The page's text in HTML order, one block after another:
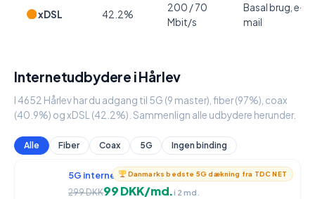
xDSL 42.2%
200 / 70
Mbit/s
Basal brug, e-
mail
Internetudbydere i Hårlev
I 4652 Hårlev har du adgang til 5G (9 master), fiber (97%), coax
(40.9%) og xDSL (42.2%). Sammenlign alle udbydere herunder.
Alle Fiber Coax 5G Ingen binding
Danmarks bedste 5G dækning fra TDC NET
5G internet950 / 90 Mbit/s
299 DKK99 DKK/md.i 2 md.